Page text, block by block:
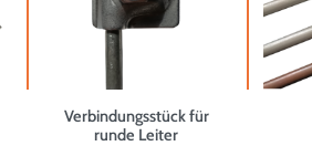
Verbindungsstück für
runde Leiter